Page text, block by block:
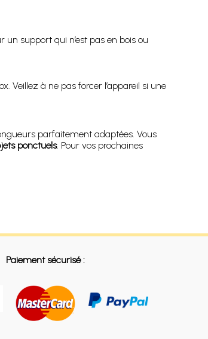
support qui n’est pas en bois ou
Veillez à ne pas forcer l’appareil si une
parfaitement adaptées. Vous
ponctuels. Pour vos prochaines
Paiement sécurisé :